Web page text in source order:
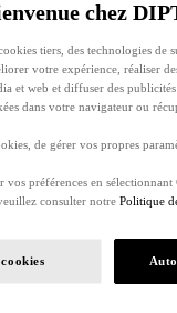
chez
tiers, des technologies de
votre expérience, réaliser
et web et diffuser des
dans votre navigateur ou
de gérer vos propres
préférences en sélectionnant
consulter notre Politique